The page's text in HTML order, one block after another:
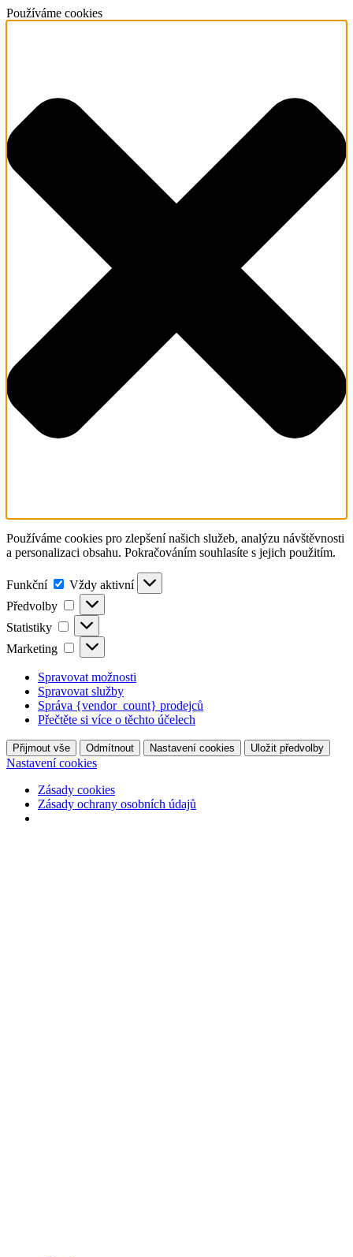
Používáme cookies
Používáme cookies pro zlepšení našich služeb, analýzu návštěvnosti
a personalizaci obsahu. Pokračováním souhlasíte s jejich použitím.
Funkční
Vždy aktivní
Předvolby
Statistiky
Marketing
Spravovat možnosti
Spravovat služby
Správa {vendor_count} prodejců
Přečtěte si více o těchto účelech
Přijmout vše Odmítnout Nastavení cookies Uložit předvolby
Nastavení cookies
Zásady cookies
Zásady ochrany osobních údajů